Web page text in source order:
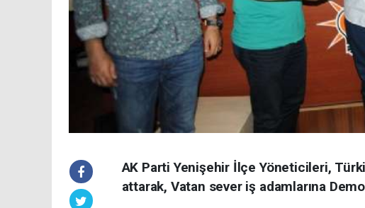
AK Parti Yenişehir İlçe Yöneticileri,
attarak, Vatan sever iş adamlarına